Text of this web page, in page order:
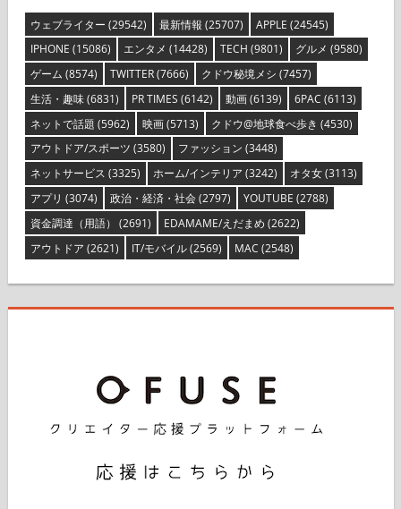
ウェブライター (29542) 最新情報 (25707) APPLE (24545)
IPHONE (15086) エンタメ (14428) TECH (9801) グルメ (9580)
ゲーム (8574) TWITTER(7666) クドウ秘境メシ (7457)
生活・趣味(6831) PR TIMES (6142) 動画(6139) 6PAC (6113)
ネットで話題 (5962) 映画(5713) クドウ@地球食べ歩き (4530)
アウトドア/スポーツ (3580) ファッション (3448)
ネットサービス (3325) ホーム/インテリア (3242) オタ女(3113)
アプリ (3074) 政治・経済・社会(2797) YOUTUBE (2788)
資金調達（用語） (2691) EDAMAME/えだまめ (2622)
アウトドア (2621) IT/モバイル(2569) MAC (2548)